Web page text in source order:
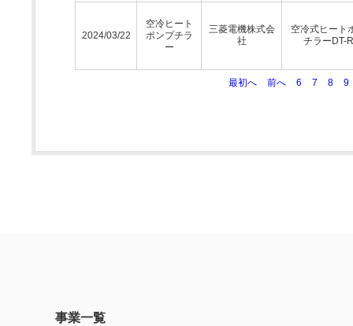
2024/03/22
空冷ヒート
ポンプチラ
ー
三菱電機株式会
社
空冷式ヒート
チラーDT-
最初へ 前へ 6 7 8 9
事業一覧